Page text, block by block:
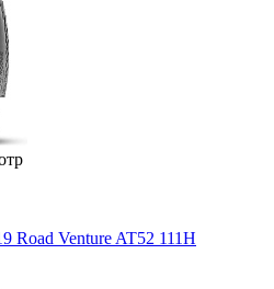
Road Venture AT52 111H